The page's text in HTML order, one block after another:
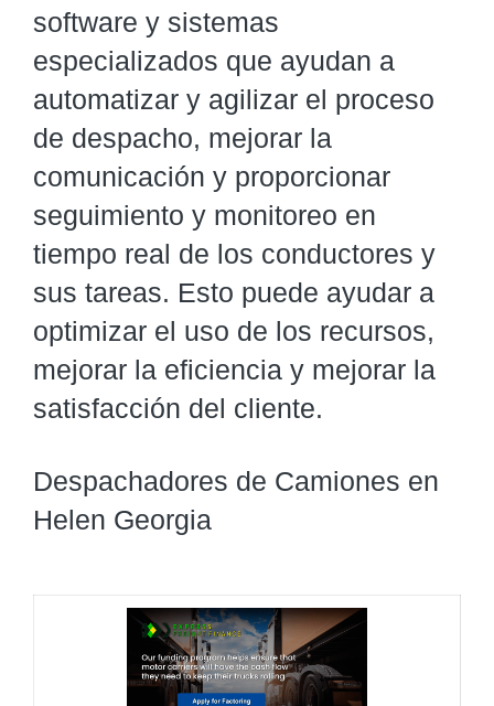
software y sistemas
especializados que ayudan a
automatizar y agilizar el proceso
de despacho, mejorar la
comunicación y proporcionar
seguimiento y monitoreo en
tiempo real de los conductores y
sus tareas. Esto puede ayudar a
optimizar el uso de los recursos,
mejorar la eficiencia y mejorar la
satisfacción del cliente.
Despachadores de Camiones en
Helen Georgia